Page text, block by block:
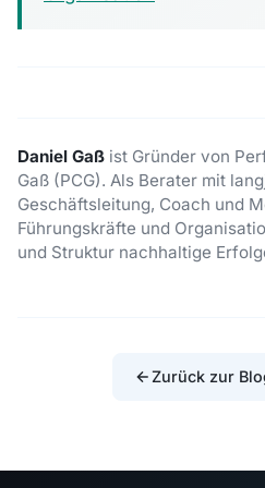
Daniel Gaß ist Gründer von
Gaß (PCG). Als Berater mit
Geschäftsleitung, Coach und
Führungskräfte und
und Struktur nachhaltige
Zurück zur